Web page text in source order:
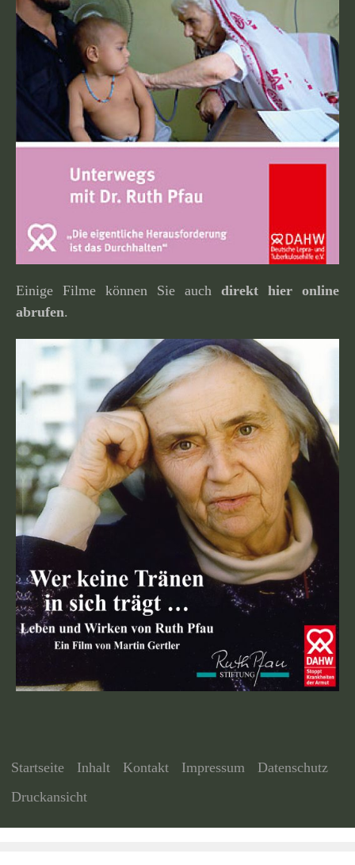
Einige Filme können Sie auch direkt hier online
abrufen.
Startseite Inhalt Kontakt Impressum
Datenschutz
Druckansicht